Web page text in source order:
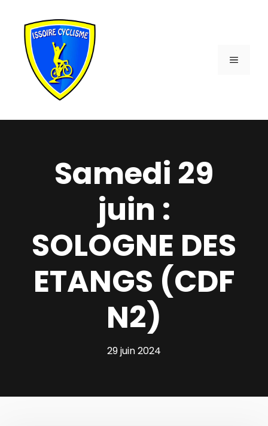
contenu
MENU
Samedi 29
juin :
SOLOGNE DES
ETANGS (CDF
N2)
29 juin 2024